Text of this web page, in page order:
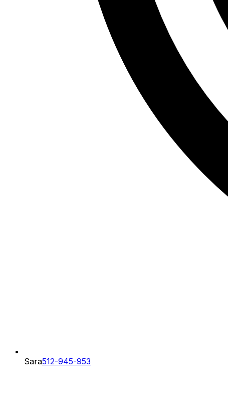
Sara512-945-953